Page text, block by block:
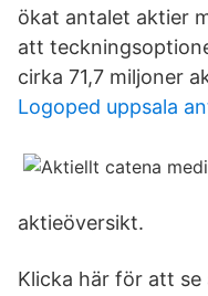
ökat antalet aktier
att
cirka 71,7 miljoner
Logoped uppsala
aktieöversikt.
Klicka här för att